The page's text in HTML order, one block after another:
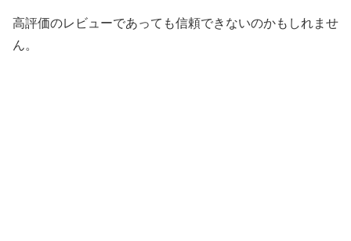
高評価のレビューであっても信頼できないのかもしれませ
ん。